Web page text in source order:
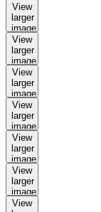
View
larger
image
View
larger
image
View
larger
image
View
larger
image
View
larger
image
View
larger
image
View